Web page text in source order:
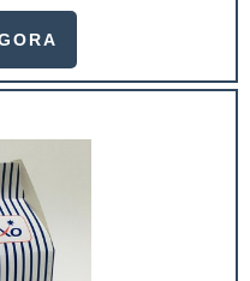
dos panfletos simples -
questão Impressos em
estét.